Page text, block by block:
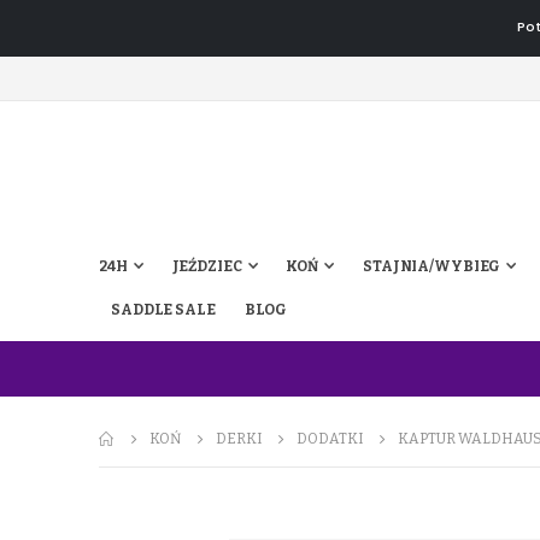
24H JEŹDZIEC KOŃ STAJNIA/WYBIEG
SADDLE SALE BLOG
KOŃ DERKI DODATKI KAPTUR